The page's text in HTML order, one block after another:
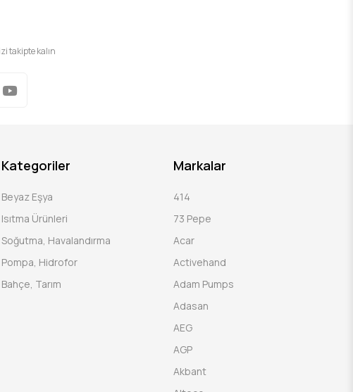
takipte kalın
Kategoriler
Beyaz Eşya
Isıtma Ürünleri
Soğutma, Havalandırma
Pompa, Hidrofor
Bahçe, Tarım
Markalar
414
73 Pepe
Acar
Activehand
Adam Pumps
Adasan
AEG
AGP
Akbant